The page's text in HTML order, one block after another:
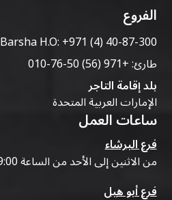
الفروع
Barsha H.O:+971 (4) 40-87-300
طارئ:+971 (56) 50-76-010
بلد إقامة التاجر
الإمارات العربية المتحدة
ساعات العمل
فرع البرشاء
من الاثنين إلى الأحد من الساعة 9:00 صباحًا حتى 07:00 مساءً
فرع أبو هيل